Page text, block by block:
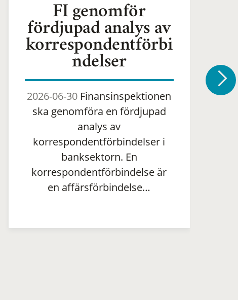
FI genomför
fördjupad analys av
korrespondentförbi
ndelser
2026-06-30 Finansinspektionen
ska genomföra en fördjupad
analys av
korrespondentförbindelser i
banksektorn. En
korrespondentförbindelse är
en affärsförbindelse…